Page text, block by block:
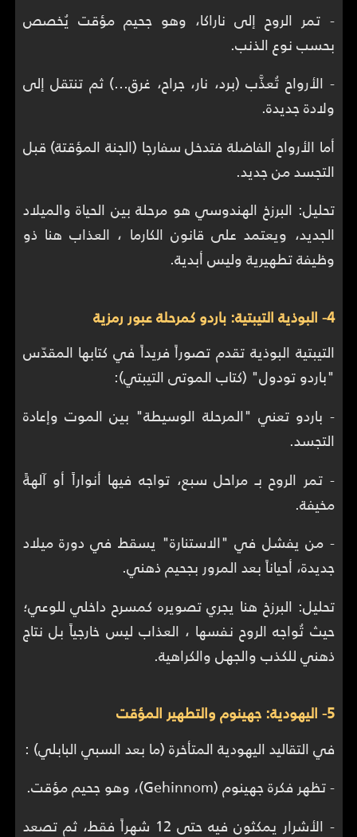
- تمر الروح إلى ناراكا، وهو جحيم مؤقت يُخصص
بحسب نوع الذنب.
- الأرواح تُعذَّب (برد، نار، جراح، غرق…) ثم تنتقل إلى
ولادة جديدة.
أما الأرواح الفاضلة فتدخل سفارجا (الجنة المؤقتة) قبل
التجسد من جديد.
تحليل: البرزخ الهندوسي هو مرحلة بين الحياة والميلاد
الجديد، ويعتمد على قانون الكارما ، العذاب هنا ذو
وظيفة تطهيرية وليس أبدية.
4- البوذية التيبتية: باردو كمرحلة عبور رمزية
التيبتية البوذية تقدم تصوراً فريداً في كتابها المقدّس
"باردو تودول" (كتاب الموتى التيبتي):
- باردو تعني "المرحلة الوسيطة" بين الموت وإعادة
التجسد.
- تمر الروح بـ مراحل سبع، تواجه فيها أنواراً أو آلهةً
مخيفة.
- من يفشل في "الاستنارة" يسقط في دورة ميلاد
جديدة، أحياناً بعد المرور بجحيم ذهني.
تحليل: البرزخ هنا يجري تصويره كمسرح داخلي للوعي؛
حيث تُواجه الروح نفسها ، العذاب ليس خارجياً بل نتاج
ذهني للكذب والجهل والكراهية.
5- اليهودية: جهينوم والتطهير المؤقت
في التقاليد اليهودية المتأخرة (ما بعد السبي البابلي) :
- تظهر فكرة جهينوم (Gehinnom)، وهو جحيم مؤقت.
- الأشرار يمكثون فيه حتى 12 شهراً فقط، ثم تصعد